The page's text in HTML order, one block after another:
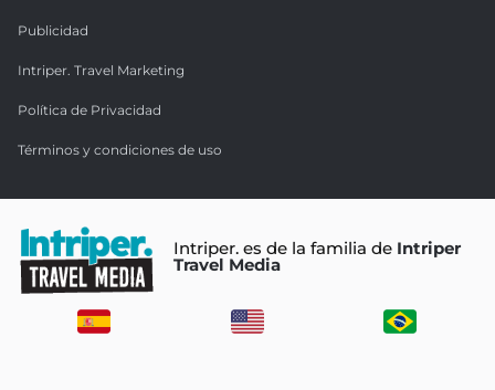
Publicidad
Intriper. Travel Marketing
Política de Privacidad
Términos y condiciones de uso
Intriper. es de la familia de Intriper
Travel Media